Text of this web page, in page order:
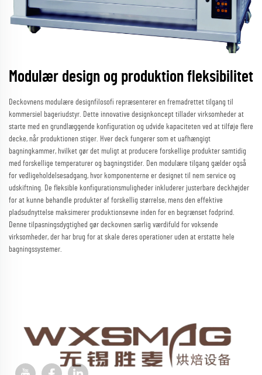
Modulær design og produktion fleksibilitet
Deckovnens modulære designfilosofi repræsenterer en fremadrettet tilgang til
kommersiel bageriudstyr. Dette innovative designkoncept tillader virksomheder at
starte med en grundlæggende konfiguration og udvide kapaciteten ved at tilføje flere
decke, når produktionen stiger. Hver deck fungerer som et uafhængigt
bagningkammer, hvilket gør det muligt at producere forskellige produkter samtidig
med forskellige temperaturer og bagningstider. Den modulære tilgang gælder også
for vedligeholdelsesadgang, hvor komponenterne er designet til nem service og
udskiftning. De fleksible konfigurationsmuligheder inkluderer justerbare deckhøjder
for at kunne behandle produkter af forskellig størrelse, mens den effektive
pladsudnyttelse maksimerer produktionsevne inden for en begrænset fodprind.
Denne tilpasningsdygtighed gør deckovnen særlig værdifuld for voksende
virksomheder, der har brug for at skale deres operationer uden at erstatte hele
bagningssystemer.